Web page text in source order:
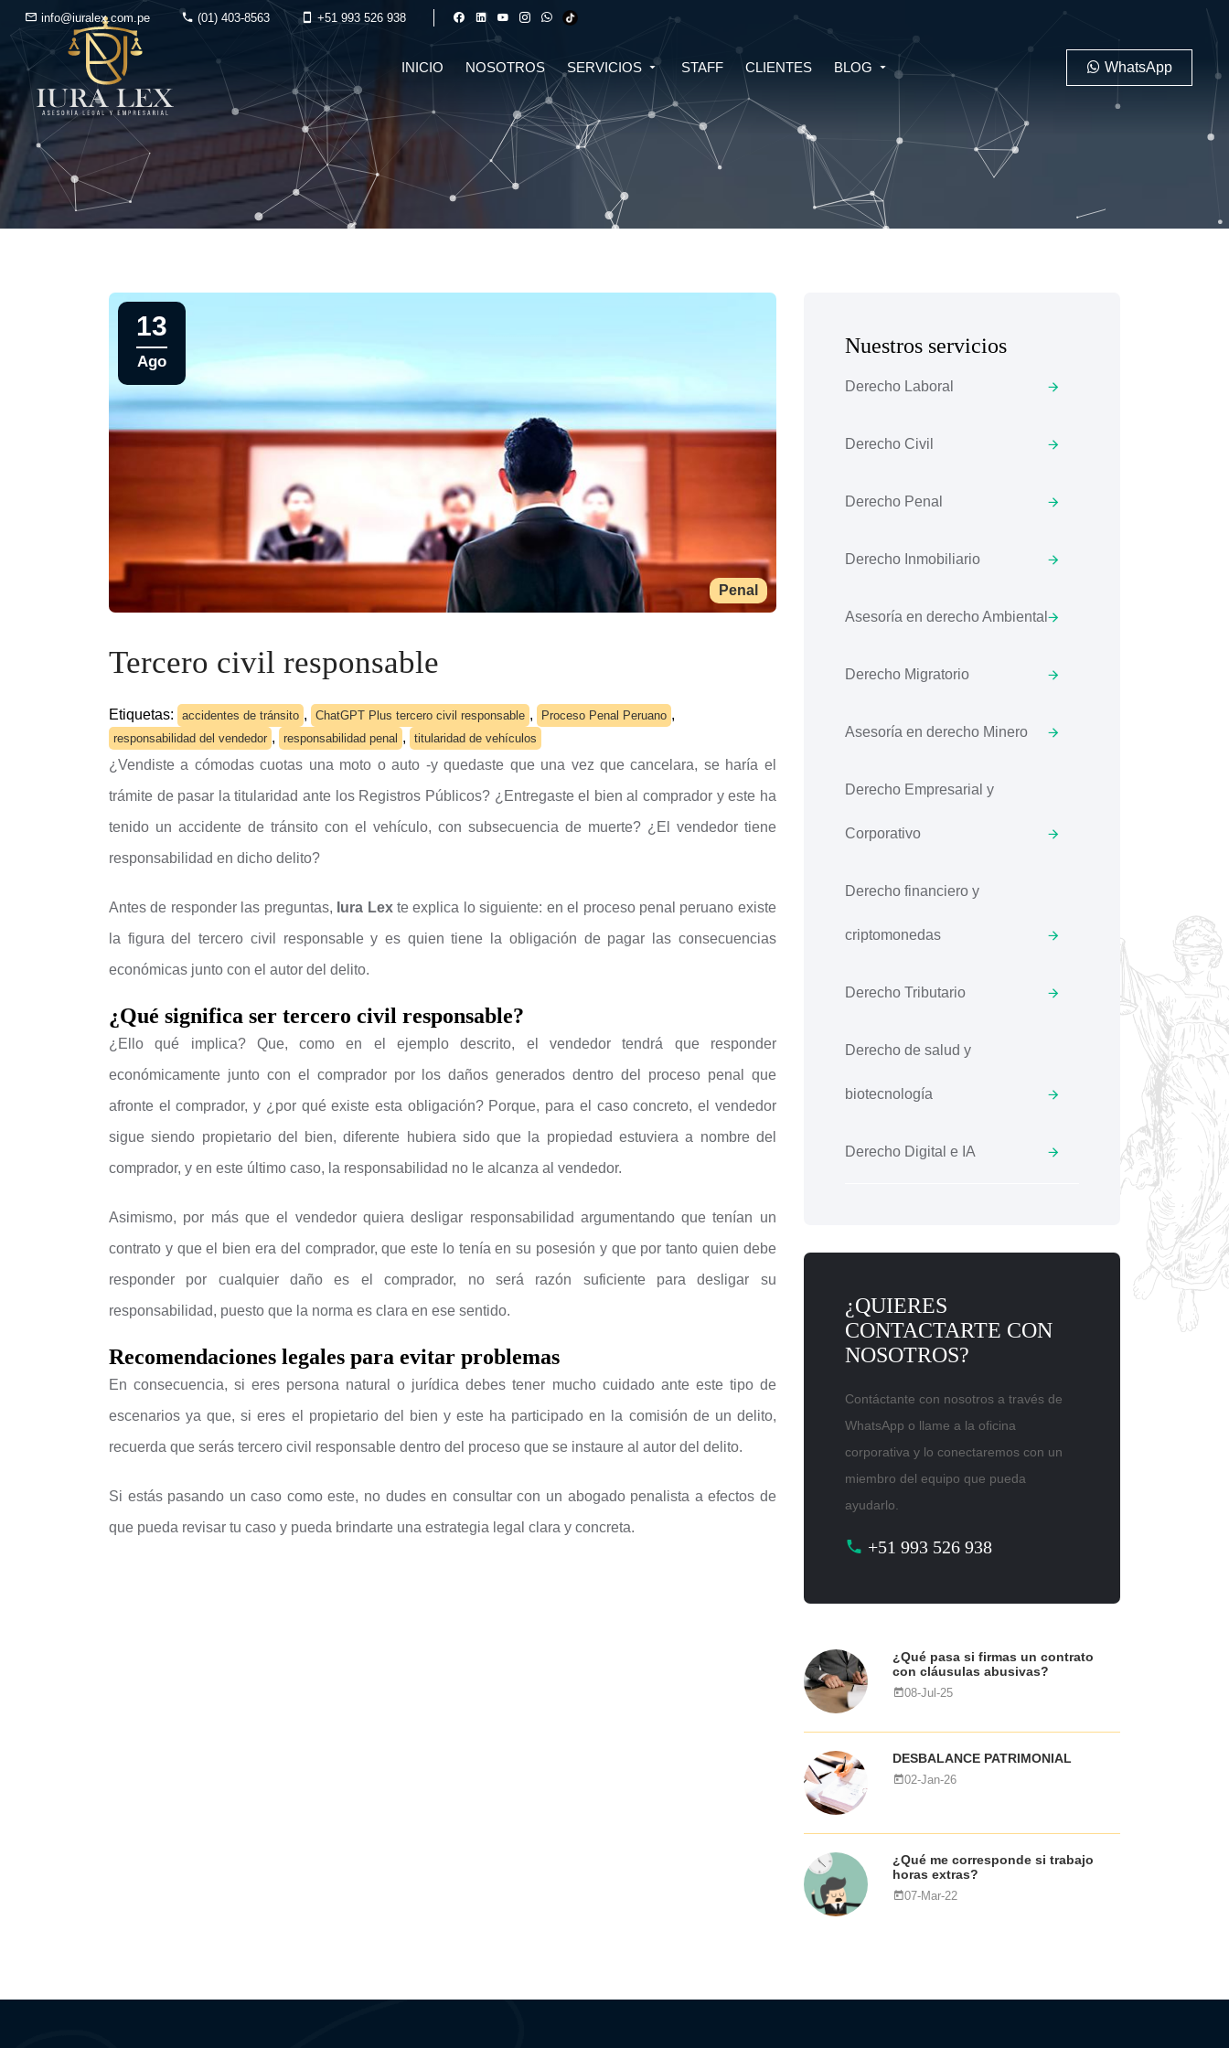
info@iuralex.com.pe (01) 403-8563 +51 993 526 938
INICIO NOSOTROS SERVICIOS
DERECHO FINANCIERO Y
CRIPTOMONEDAS
DERECHO TRIBUTARIO
DERECHO CIVIL
DERECHO DE SALUD Y
CORPORATIVO
ASESORÍA EN DERECHO MINERO
STAFF CLIENTES BLOG
CIVIL PENAL
TRIBUTARIO LABORAL
WhatsApp
Penal
13
Ago
Tercero civil responsable
Etiquetas: accidentes de tránsito , ChatGPT Plus tercero civil responsable , Proceso Penal Peruano ,
responsabilidad del vendedor , responsabilidad penal , titularidad de vehículos
¿Vendiste a cómodas cuotas una moto o auto -y quedaste que una vez que cancelara, se haría el
trámite de pasar la titularidad ante los Registros Públicos? ¿Entregaste el bien al comprador y este ha
tenido un accidente de tránsito con el vehículo, con subsecuencia de muerte? ¿El vendedor tiene
responsabilidad en dicho delito?
Antes de responder las preguntas, Iura Lexte explica lo siguiente: en el proceso penal peruano existe
la figura del tercero civil responsable y es quien tiene la obligación de pagar las consecuencias
económicas junto con el autor del delito.
¿Qué significa ser tercero civil responsable?
¿Ello qué implica? Que, como en el ejemplo descrito, el vendedor tendrá que responder
económicamente junto con el comprador por los daños generados dentro del proceso penal que
afronte el comprador, y ¿por qué existe esta obligación? Porque, para el caso concreto, el vendedor
sigue siendo propietario del bien, diferente hubiera sido que la propiedad estuviera a nombre del
comprador, y en este último caso, la responsabilidad no le alcanza al vendedor.
Asimismo, por más que el vendedor quiera desligar responsabilidad argumentando que tenían un
contrato y que el bien era del comprador, que este lo tenía en su posesión y que por tanto quien debe
responder por cualquier daño es el comprador, no será razón suficiente para desligar su
responsabilidad, puesto que la norma es clara en ese sentido.
Recomendaciones legales para evitar problemas
En consecuencia, si eres persona natural o jurídica debes tener mucho cuidado ante este tipo de
escenarios ya que, si eres el propietario del bien y este ha participado en la comisión de un delito,
recuerda que serás tercero civil responsable dentro del proceso que se instaure al autor del delito.
Si estás pasando un caso como este, no dudes en consultar con un abogado penalista a efectos de
que pueda revisar tu caso y pueda brindarte una estrategia legal clara y concreta.
Nuestros servicios
Derecho Laboral
Derecho Civil
Derecho Penal
Derecho Inmobiliario
Asesoría en derecho Ambiental
Derecho Migratorio
Asesoría en derecho Minero
Derecho Empresarial y
Corporativo
Derecho financiero y
criptomonedas
Derecho Tributario
Derecho de salud y
biotecnología
Derecho Digital e IA
¿QUIERES
CONTACTARTE CON
NOSOTROS?
Contáctante con nosotros a través de
WhatsApp o llame a la oficina
corporativa y lo conectaremos con un
miembro del equipo que pueda
ayudarlo.
+51 993 526 938
¿Qué pasa si firmas un contrato
con cláusulas abusivas?
08-Jul-25
DESBALANCE PATRIMONIAL
02-Jan-26
¿Qué me corresponde si trabajo
horas extras?
07-Mar-22